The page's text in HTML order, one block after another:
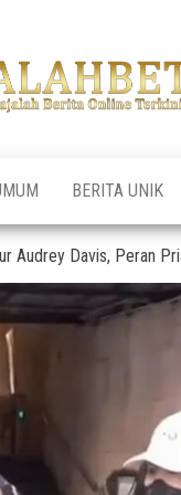
BERITA UNIK
Audrey Davis, Peran